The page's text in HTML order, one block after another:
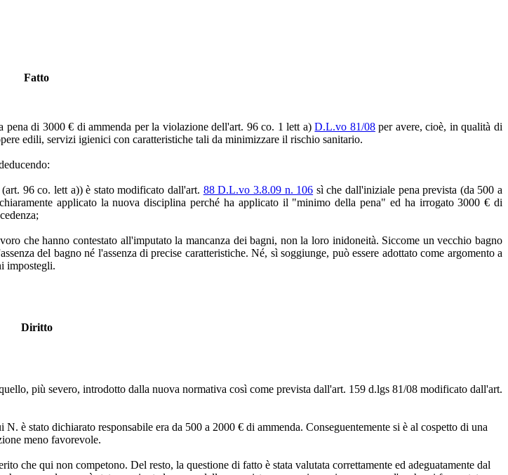
Fatto
pena di 3000 € di ammenda per la violazione dell'art. 96 co. 1 lett a)D.L.vo 81/08per avere, cioè, in qualità di
edili, servizi igienici con caratteristiche tali da minimizzare il rischio sanitario.
96 co. lett a)) è stato modificato dall'art. 88 D.L.vo 3.8.09 n. 106 sì che dall'iniziale pena prevista (da 500 a
applicato la nuova disciplina perché ha applicato il "minimo della pena" ed ha irrogato 3000 € di
che hanno contestato all'imputato la mancanza dei bagni, non la loro inidoneità. Siccome un vecchio bagno
del bagno né l'assenza di precise caratteristiche. Né, sì soggiunge, può essere adottato come argomento a
impostegli.
Diritto
più severo, introdotto dalla nuova normativa così come prevista dall'art. 159 d.lgs 81/08 modificato dall'art.
è stato dichiarato responsabile era da 500 a 2000 € di ammenda. Conseguentemente si è al cospetto di una
meno favorevole.
che qui non competono. Del resto, la questione di fatto è stata valutata correttamente ed adeguatamente dal